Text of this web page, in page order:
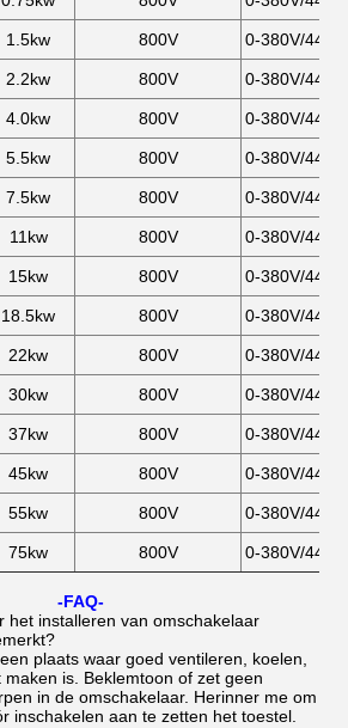
1.5kw 800V
0-380V/440V
2.2kw 800V
0-380V/440V
4.0kw 800V
0-380V/440V
5.5kw 800V
0-380V/440V
7.5kw 800V
0-380V/440V
11kw 800V
0-380V/440V
15kw 800V
0-380V/440V
18.5kw 800V
0-380V/440V
22kw 800V
0-380V/440V
30kw 800V
0-380V/440V
37kw 800V
0-380V/440V
45kw 800V
0-380V/440V
55kw 800V
0-380V/440V
75kw 800V 0-380V/440V
-FAQ-
het installeren van omschakelaar
plaats waar goed ventileren, koelen,
is. Beklemtoon of zet geen
in de omschakelaar. Herinner me om
inschakelen aan te zetten het toestel.